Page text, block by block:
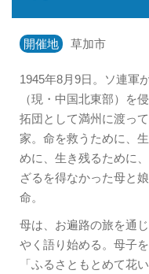
開催地 草加市
1945年8月9日。ソ連軍
（現・中国北東部）を
拓団として満州に渡っ
家。命を救うために、
めに、生き残るために
ざるを得なかった母と
命。
母は、お遍路の旅を通
やく語り始める。母子
「ふるさともとめて花